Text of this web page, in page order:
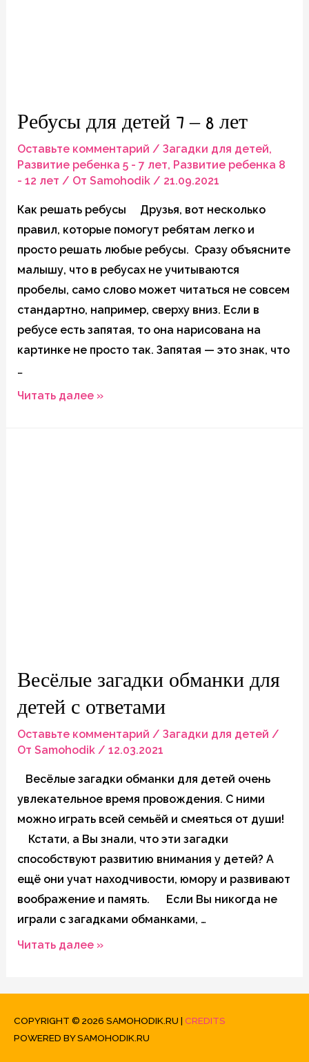
Ребусы для детей 7 – 8 лет
Оставьте комментарий / Загадки для детей,
Развитие ребенка 5 - 7 лет, Развитие ребенка 8
- 12 лет / От Samohodik / 21.09.2021
Как решать ребусы Друзья, вот несколько
правил, которые помогут ребятам легко и
просто решать любые ребусы. Сразу объясните
малышу, что в ребусах не учитываются
пробелы, само слово может читаться не совсем
стандартно, например, сверху вниз. Если в
ребусе есть запятая, то она нарисована на
картинке не просто так. Запятая — это знак, что
…
Ребусы
Читать далее »
Весёлые загадки обманки для
детей с ответами
Оставьте комментарий / Загадки для детей /
От Samohodik / 12.03.2021
Весёлые загадки обманки для детей очень
увлекательное время провождения. С ними
можно играть всей семьёй и смеяться от души!
Кстати, а Вы знали, что эти загадки
способствуют развитию внимания у детей? А
ещё они учат находчивости, юмору и развивают
воображение и память. Если Вы никогда не
играли с загадками обманками, …
Весёлые
детей
с
Читать далее »
COPYRIGHT © 2026 SAMOHODIK.RU | CREDITS
POWERED BYSAMOHODIK.RU